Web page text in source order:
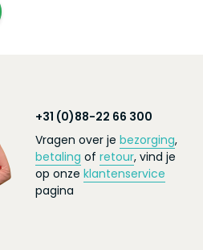
+31 (0)88-22 66 300
Vragen over je bezorging,
betaling of retour, vind je
op onze klantenservice
pagina